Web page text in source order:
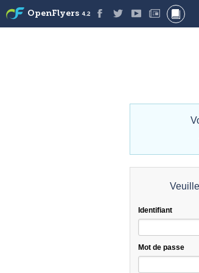
OpenFlyers 4.2
Identifiant
Mot de passe